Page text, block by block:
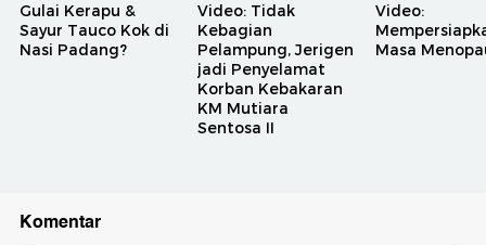
Gulai Kerapu &
Sayur Tauco Kok di
Nasi Padang?
Video: Tidak
Kebagian
Pelampung, Jerigen
jadi Penyelamat
Korban Kebakaran
KM Mutiara
Sentosa II
Video:
Masa